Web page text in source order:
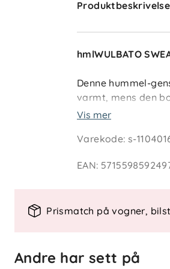
Produktbeskrivelse
hmlWULBATO
Denne hummel-
varmt, mens den
ved håndledd og
og logobånd
Materialer
Stilig design:
Vis mer
Varekode:s-
EAN:
Prismatch på vogner,
Andre har sett på